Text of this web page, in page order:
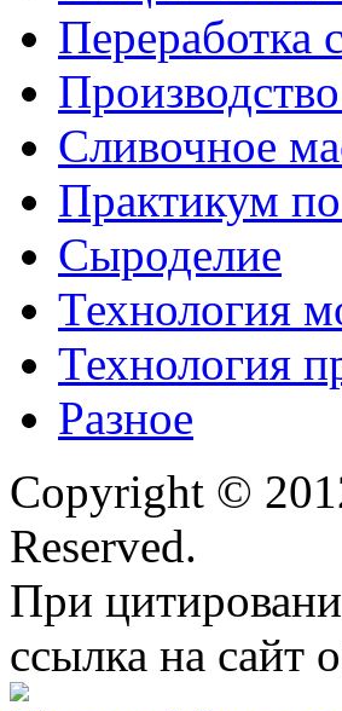
Переработка
Сливочное
Практикум
Сыроделие
Технология
Технология
Разное
Copyright ©
Reserved.
При
ссылка на сайт